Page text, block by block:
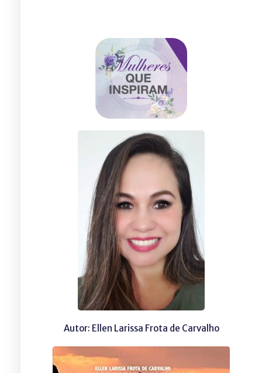
Autor: Ellen Larissa Frota de Carvalho